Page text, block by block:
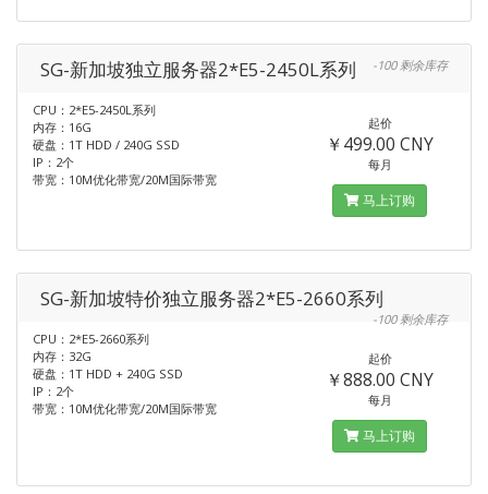
SG-新加坡独立服务器2*E5-2450L系列 -100 剩余库存
CPU：2*E5-2450L系列
内存：16G
硬盘：1T HDD / 240G SSD
IP：2个
带宽：10M优化带宽/20M国际带宽
起价
￥499.00 CNY
每月
马上订购
SG-新加坡特价独立服务器2*E5-2660系列
-100 剩余库存
CPU：2*E5-2660系列
内存：32G
硬盘：1T HDD + 240G SSD
IP：2个
带宽：10M优化带宽/20M国际带宽
起价
￥888.00 CNY
每月
马上订购